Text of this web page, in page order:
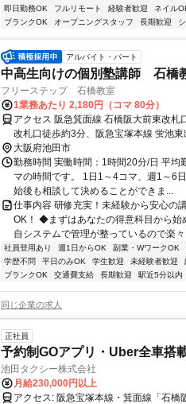
即日勤務OK
フルリモート 経験者歓迎 ネイル
ブランクOK
オープニングスタッフ 長期歓迎
アルバイト・パート
中高生向けの個別塾講師 石橋
フリーステップ 石橋教室
1業務あたり 2,180円（コマ 80分）
アクセス 阪急箕面線 石橋阪大前東改
改札口徒歩約3分、阪急宝塚本線 蛍池
橋駅」より徒歩3分
大阪府池田市
勤務時間 実働時間：1時間20分/日 平均
マの時間です。 1日1～4コマ、週1～6
始後も相談して決めることができま...
仕事内容 研修充実！未経験から安心の
OK！ ◆まずはあなたの得意科目から
自システムで管理が整っているので楽
社員登用あり 週1日からOK 副業・WワークOK
学歴不問
平日のみOK 学生歓迎 未経験者歓迎
ブランクOK
交通費支給 長期歓迎 駅近5分以内
同じ企業の求人
正社員
予約制GOアプリ・Uber全車搭
池田タクシー株式会社
月給230,000円以上
アクセス: 阪急宝塚本線・箕面線「石